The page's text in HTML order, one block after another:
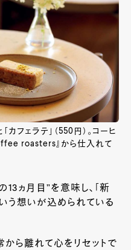
カフェラテ」（550円）。コーヒ
roasters』から仕入れて
13ヵ月目”を意味し、「新
う想いが込められている
から離れて心をリセットで